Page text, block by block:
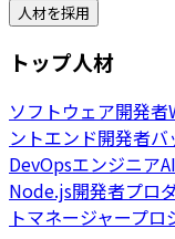
人材を採用
トップ人材
ソフトウェア開発者
ントエンド開発者バ
DevOpsエンジニア
Node.js開発者プロ
トマネージャープロ